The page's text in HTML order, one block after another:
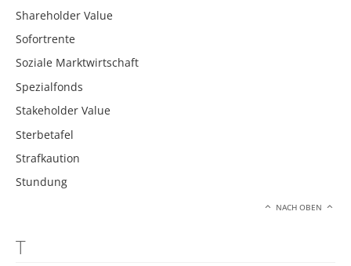
Shareholder Value
Sofortrente
Soziale Marktwirtschaft
Spezialfonds
Stakeholder Value
Sterbetafel
Strafkaution
Stundung
NACH OBEN
T